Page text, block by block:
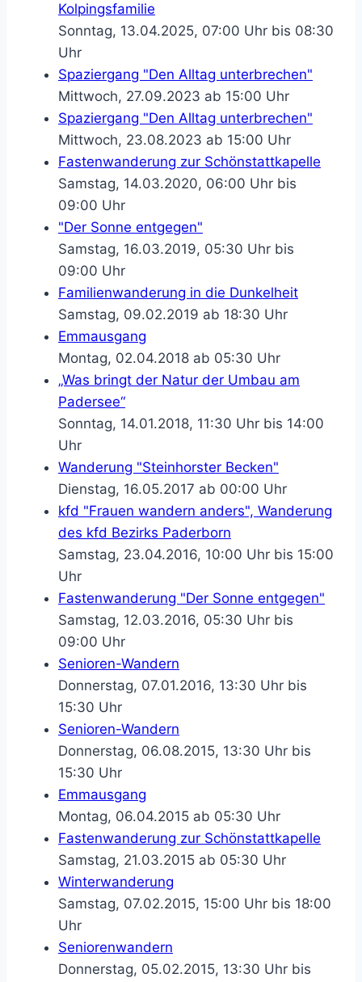
Kolpingsfamilie
Sonntag, 13.04.2025, 07:00 Uhr bis 08:30
Uhr
Spaziergang "Den Alltag unterbrechen"
Mittwoch, 27.09.2023 ab 15:00 Uhr
Spaziergang "Den Alltag unterbrechen"
Mittwoch, 23.08.2023 ab 15:00 Uhr
Fastenwanderung zur Schönstattkapelle
Samstag, 14.03.2020, 06:00 Uhr bis
09:00 Uhr
"Der Sonne entgegen"
Samstag, 16.03.2019, 05:30 Uhr bis
09:00 Uhr
Familienwanderung in die Dunkelheit
Samstag, 09.02.2019 ab 18:30 Uhr
Emmausgang
Montag, 02.04.2018 ab 05:30 Uhr
„Was bringt der Natur der Umbau am
Padersee“
Sonntag, 14.01.2018, 11:30 Uhr bis 14:00
Uhr
Wanderung "Steinhorster Becken"
Dienstag, 16.05.2017 ab 00:00 Uhr
kfd "Frauen wandern anders", Wanderung
des kfd Bezirks Paderborn
Samstag, 23.04.2016, 10:00 Uhr bis 15:00
Uhr
Fastenwanderung "Der Sonne entgegen"
Samstag, 12.03.2016, 05:30 Uhr bis
09:00 Uhr
Senioren-Wandern
Donnerstag, 07.01.2016, 13:30 Uhr bis
15:30 Uhr
Senioren-Wandern
Donnerstag, 06.08.2015, 13:30 Uhr bis
15:30 Uhr
Emmausgang
Montag, 06.04.2015 ab 05:30 Uhr
Fastenwanderung zur Schönstattkapelle
Samstag, 21.03.2015 ab 05:30 Uhr
Winterwanderung
Samstag, 07.02.2015, 15:00 Uhr bis 18:00
Uhr
Seniorenwandern
Donnerstag, 05.02.2015, 13:30 Uhr bis